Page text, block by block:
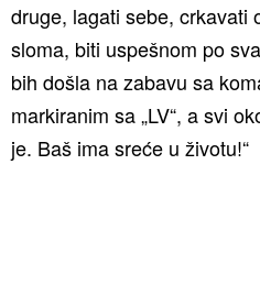
druge, lagati sebe, crkavati
sloma, biti uspešnom po
bih došla na zabavu sa
markiranim sa „LV“, a svi
je. Baš ima sreće u životu!“